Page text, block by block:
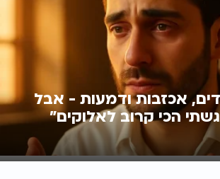
אכזבות ודמעות - אבל
הכי קרוב לאלוקים"